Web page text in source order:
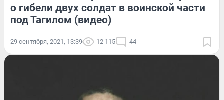
о гибели двух солдат в воинской части
под Тагилом (видео)
29 сентября, 2021, 13:39 12 115 44